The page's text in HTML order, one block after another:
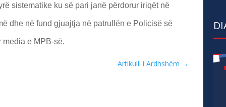
sistematike ku së pari janë përdorur iriqët në
dhe në fund gjuajtja në patrullën e Policisë së
media e MPB-së.
Artikulli i Ardhshëm →